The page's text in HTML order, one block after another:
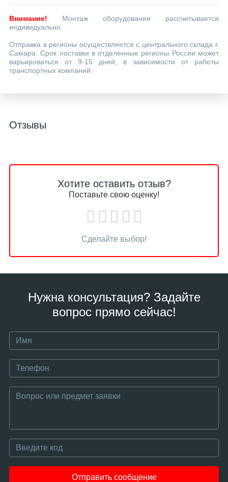
Внимание! Монтаж оборудования рассчитывается
индивидуально.
Отправка в регионы осуществляется с центрального склада г.
Самара. Срок поставки в отделенные регионы России может
варьироваться от 9-15 дней, в зависимости от работы
транспортных компаний.
Отзывы
Хотите оставить отзыв?
Поставьте свою оценку!
Сделайте выбор!
Нужна консультация? Задайте
вопрос прямо сейчас!
Отправить сообщение